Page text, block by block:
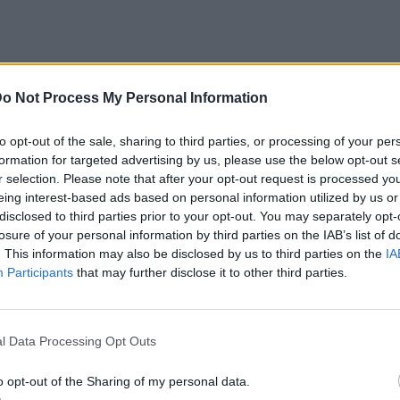
Not Process My Personal Information
opt-out of the sale, sharing to third parties, or processing of your
for targeted advertising by us, please use the below opt-out
selection. Please note that after your opt-out request is processed
interest-based ads based on personal information utilized by us
to third parties prior to your opt-out. You may separately
of your personal information by third parties on the IAB’s list of
This information may also be disclosed by us to third parties on the
Participants that may further disclose it to other third parties.
Data Processing Opt Outs
opt-out of the Sharing of my personal data.
της Κοπεγχάγης, είτε για τους
είτε για τα κανάλια της Βενετίας,
τύπο ταξιδιώτη. Η επιλογή της πόλης
το πότε θέλεις να πας και τι είδους
στο ψάξιμο, βρίσκεσαι στο σωστό άρθρο,
αξίζει να ταξιδέψεις φέτος στην Ευρώπη!
θεωρείται πλέον μία από τις καλύτερες